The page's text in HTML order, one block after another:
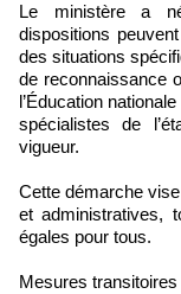
Le ministère a
dispositions
des situations
de reconnaissance
l’Éducation
spécialistes de
vigueur.
Cette démarche
et administratives,
égales pour tous.
Mesures